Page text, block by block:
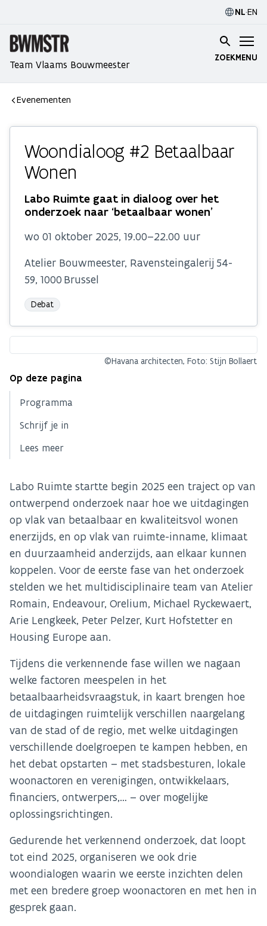
NL·EN
Team Vlaams Bouwmeester
ZOEKMENU
Evenementen
Woondialoog #2 Betaalbaar
Wonen
Labo Ruimte gaat in dialoog over het
onderzoek naar ‘betaalbaar wonen’
wo 01 oktober 2025, 19.00–22.00 uur
Atelier Bouwmeester, Ravensteingalerij 54-
59, 1000 Brussel
Debat
©Havana architecten, Foto: Stijn Bollaert
Op deze pagina
Programma
Schrijf je in
Lees meer
Labo Ruimte startte begin 2025 een traject op van
ontwerpend onderzoek naar hoe we uitdagingen
op vlak van betaalbaar en kwaliteitsvol wonen
enerzijds, en op vlak van ruimte-inname, klimaat
en duurzaamheid anderzijds, aan elkaar kunnen
koppelen. Voor de eerste fase van het onderzoek
stelden we het multidisciplinaire team van Atelier
Romain, Endeavour, Orelium, Michael Ryckewaert,
Arie Lengkeek, Peter Pelzer, Kurt Hofstetter en
Housing Europe aan.
Tijdens die verkennende fase willen we nagaan
welke factoren meespelen in het
betaalbaarheidsvraagstuk, in kaart brengen hoe
de uitdagingen ruimtelijk verschillen naargelang
van de stad of de regio, met welke uitdagingen
verschillende doelgroepen te kampen hebben, en
het debat opstarten – met stadsbesturen, lokale
woonactoren en verenigingen, ontwikkelaars,
financiers, ontwerpers,… – over mogelijke
oplossingsrichtingen.
Gedurende het verkennend onderzoek, dat loopt
tot eind 2025, organiseren we ook drie
woondialogen waarin we eerste inzichten delen
met een bredere groep woonactoren en met hen in
gesprek gaan.